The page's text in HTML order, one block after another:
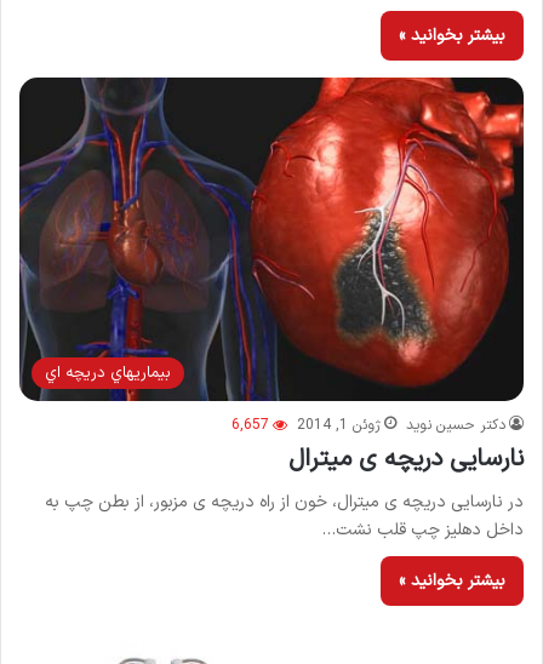
بیشتر بخوانید »
بيماريهاي دريچه اي
دکتر حسین نوید ژوئن 1, 2014 6,657
نارسایی دریچه ی میترال
در نارسایی دریچه ی میترال، خون از راه دریچه ی مزبور، از بطن چپ به
داخل دهلیز چپ قلب نشت…
بیشتر بخوانید »